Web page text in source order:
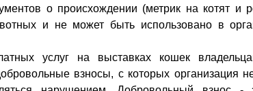
о происхождении (метрик на котят и
и не может быть использовано в
услуг на выставках кошек
взносы, с которых организация